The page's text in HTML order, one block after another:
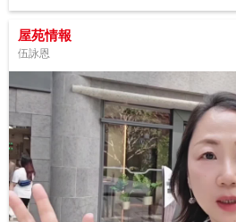
屋苑情報
伍詠恩